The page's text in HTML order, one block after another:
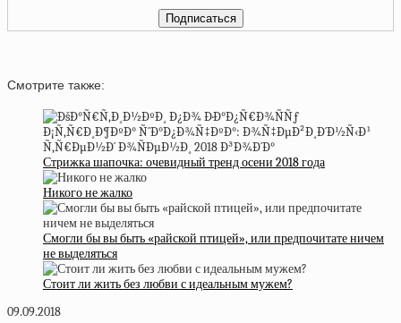
Смотрите также:
Стрижка шапочка: очевидный тренд осени 2018 года
Никого не жалко
Смогли бы вы быть «райской птицей», или предпочитате ничем
не выделяться
Стоит ли жить без любви с идеальным мужем?
09.09.2018